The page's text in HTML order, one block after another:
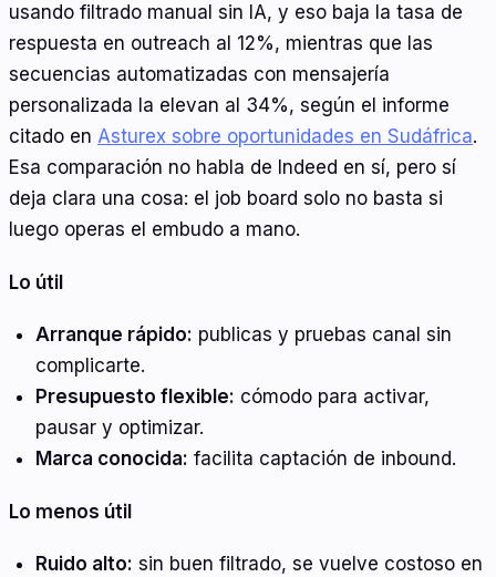
usando filtrado manual sin IA, y eso baja la tasa de
respuesta en outreach al 12%, mientras que las
secuencias automatizadas con mensajería
personalizada la elevan al 34%, según el informe
citado en Asturex sobre oportunidades en Sudáfrica.
Esa comparación no habla de Indeed en sí, pero sí
deja clara una cosa: el job board solo no basta si
luego operas el embudo a mano.
Lo útil
Arranque rápido: publicas y pruebas canal sin
complicarte.
Presupuesto flexible: cómodo para activar,
pausar y optimizar.
Marca conocida: facilita captación de inbound.
Lo menos útil
Ruido alto: sin buen filtrado, se vuelve costoso en